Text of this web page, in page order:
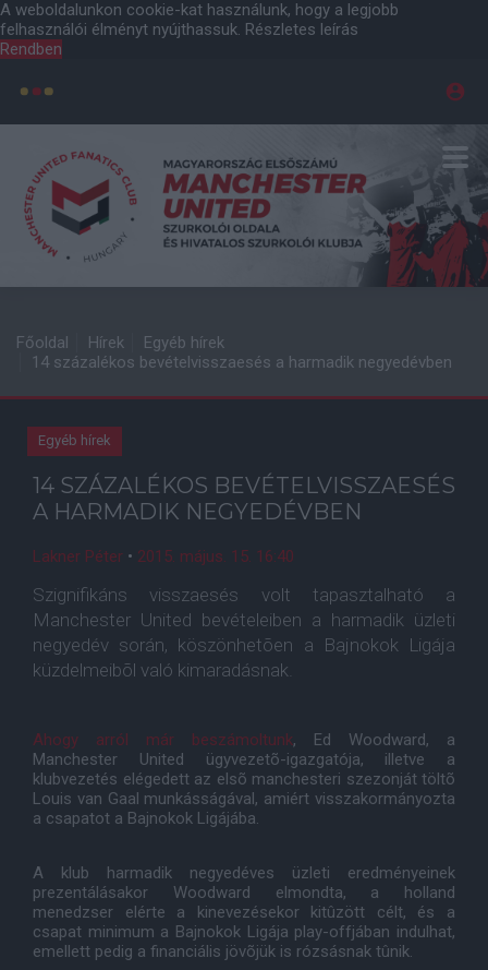
A weboldalunkon cookie-kat használunk, hogy a legjobb
felhasználói élményt nyújthassuk. Részletes leírás
Rendben
Főoldal Hírek
Egyéb hírek
14 százalékos bevételvisszaesés a harmadik negyedévben
Egyéb hírek
14 SZÁZALÉKOS BEVÉTELVISSZAESÉS
A HARMADIK NEGYEDÉVBEN
Lakner Péter • 2015. május. 15. 16:40
Szignifikáns visszaesés volt tapasztalható a
Manchester United bevételeiben a harmadik üzleti
negyedév során, köszönhetõen a Bajnokok Ligája
küzdelmeibõl való kimaradásnak.
Ahogy arról már beszámoltunk, Ed Woodward, a
Manchester United ügyvezetõ-igazgatója, illetve a
klubvezetés elégedett az elsõ manchesteri szezonját töltõ
Louis van Gaal munkásságával, amiért visszakormányozta
a csapatot a Bajnokok Ligájába.
A klub harmadik negyedéves üzleti eredményeinek
prezentálásakor Woodward elmondta, a holland
menedzser elérte a kinevezésekor kitûzött célt, és a
csapat minimum a Bajnokok Ligája play-offjában indulhat,
emellett pedig a financiális jövõjük is rózsásnak tûnik.